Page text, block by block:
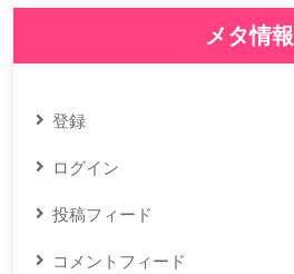
メタ情報
登録
ログイン
投稿フィード
コメントフィード